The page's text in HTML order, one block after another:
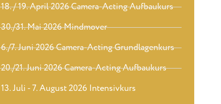
18. / 19. April 2026 Camera-Acting Aufbaukurs
30./31. Mai 2026 Mindmover
6./7. Juni 2026 Camera-Acting Grundlagenkurs
20./21. Juni 2026 Camera-Acting Aufbaukurs
13. Juli - 7. August 2026 Intensivkurs